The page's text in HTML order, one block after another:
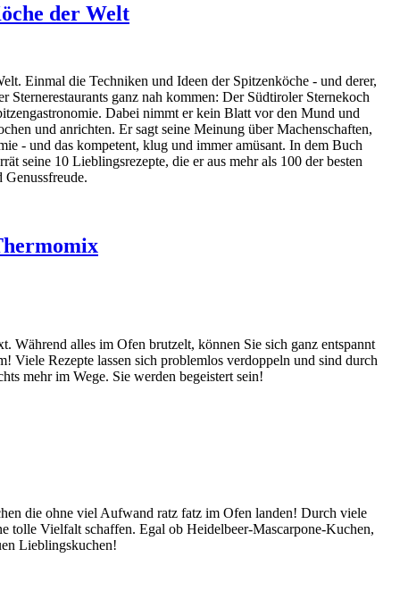
der Welt
Einmal die Techniken und Ideen der Spitzenköche - und derer,
Sternerestaurants ganz nah kommen: Der Südtiroler Sternekoch
Dabei nimmt er kein Blatt vor den Mund und
und anrichten. Er sagt seine Meinung über Machenschaften,
- und das kompetent, klug und immer amüsant. In dem Buch
seine 10 Lieblingsrezepte, die er aus mehr als 100 der besten
alles im Ofen brutzelt, können Sie sich ganz entspannt
Rezepte lassen sich problemlos verdoppeln und sind durch
mehr im Wege. Sie werden begeistert sein!
die ohne viel Aufwand ratz fatz im Ofen landen! Durch viele
tolle Vielfalt schaffen. Egal ob Heidelbeer-Mascarpone-Kuchen,
Lieblingskuchen!